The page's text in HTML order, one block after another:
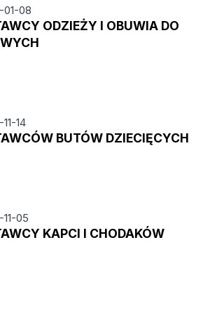
01-08
ODZIEŻY I OBUWIA DO
14
BUTÓW DZIECIĘCYCH
05
KAPCI I CHODAKÓW